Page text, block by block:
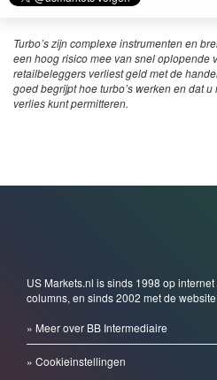
Turbo’s zijn complexe instrumenten en
een hoog risico mee van snel oplopende
retailbeleggers verliest geld met de
goed begrijpt hoe turbo’s werken en dat
verlies kunt permitteren.
US Markets.nl is sinds 1998 op
columns, en sinds 2002 met de
» Meer over BB Intermediaire
» Cookieinstellingen